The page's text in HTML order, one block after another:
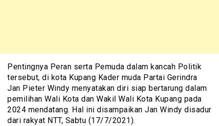
Pentingnya Peran serta Pemuda dalam kancah Politik
tersebut, di kota Kupang Kader muda Partai Gerindra
Jan Pieter Windy menyatakan diri siap bertarung dalam
pemilihan Wali Kota dan Wakil Wali Kota Kupang pada
2024 mendatang. Hal ini disampaikan Jan Windy disadur
dari rakyat NTT, Sabtu (17/7/2021).